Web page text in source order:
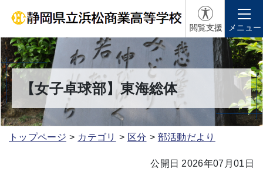
閲覧支援 メニュー
【女子卓球部】東海総体
トップページ カテゴリ 区分 部活動だより
公開日 2026年07月01日